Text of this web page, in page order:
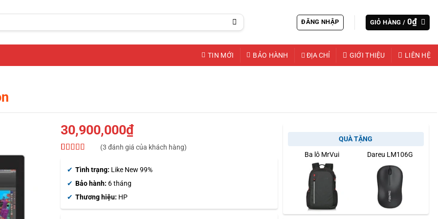
ĐĂNG NHẬP GIỎ HÀNG / 0₫
TIN MỚI BẢO HÀNH ĐỊA CHỈ GIỚI THIỆU LIÊN HỆ
30,900,000₫
trên đánh
giá
(3 đánh giá của khách hàng)
Tình trạng: Like New 99%
Bảo hành: 6 tháng
Thương hiệu: HP
QUÀ TẶNG
Ba lô MrVui
Dareu LM106G